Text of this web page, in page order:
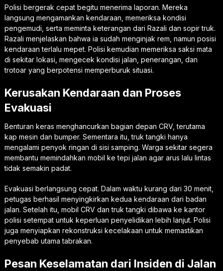
Polisi bergerak cepat begitu menerima laporan. Mereka
langsung mengamankan kendaraan, memeriksa kondisi
pengemudi, serta meminta keterangan dari Razali dan sopir truk.
Razali menjelaskan bahwa ia sudah menginjak rem, namun posisi
kendaraan terlalu mepet. Polisi kemudian memeriksa saksi mata
di sekitar lokasi, mengecek kondisi jalan, penerangan, dan
trotoar yang berpotensi memperburuk situasi.
Kerusakan Kendaraan dan Proses
Evakuasi
Benturan keras menghancurkan bagian depan CRV, terutama
kap mesin dan bumper. Sementara itu, truk tangki hanya
mengalami penyok ringan di sisi samping. Warga sekitar segera
membantu memindahkan mobil ke tepi jalan agar arus lalu lintas
tidak semakin padat.
Evakuasi berlangsung cepat. Dalam waktu kurang dari 30 menit,
petugas berhasil menyingkirkan kedua kendaraan dari badan
jalan. Setelah itu, mobil CRV dan truk tangki dibawa ke kantor
polisi setempat untuk keperluan penyelidikan lebih lanjut. Polisi
juga menyiapkan rekonstruksi kecelakaan untuk memastikan
penyebab utama tabrakan.
Pesan Keselamatan dari Insiden di Jalan